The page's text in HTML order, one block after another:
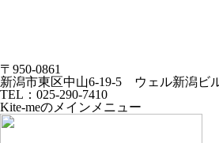
〒950-0861
新潟市東区中山6-19-5 ウェル新潟ビ
TEL：025-290-7410
Kite-meのメインメニュー